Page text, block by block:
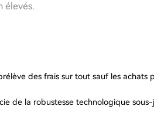
élevés.
des frais sur tout sauf les achats
de la robustesse technologique